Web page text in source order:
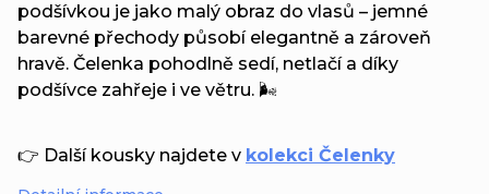
podšívkou je jako malý obraz do vlasů – jemné
barevné přechody působí elegantně a zároveň
hravě. Čelenka pohodlně sedí, netlačí a díky
podšívce zahřeje i ve větru. 🌬️
👉 Další kousky najdete v kolekci Čelenky